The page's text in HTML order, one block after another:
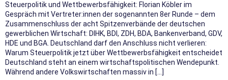
Steuerpolitik und Wettbewerbsfähigkeit: Florian Köbler im
Gespräch mit Vertreter:innen der sogenannten 8er Runde – dem
Zusammenschluss der acht Spitzenverbände der deutschen
gewerblichen Wirtschaft: DIHK, BDI, ZDH, BDA, Bankenverband, GDV,
HDE und BGA. Deutschland darf den Anschluss nicht verlieren:
Warum Steuerpolitik jetzt über Wettbewerbsfähigkeit entscheidet
Deutschland steht an einem wirtschaftspolitischen Wendepunkt.
Während andere Volkswirtschaften massiv in […]